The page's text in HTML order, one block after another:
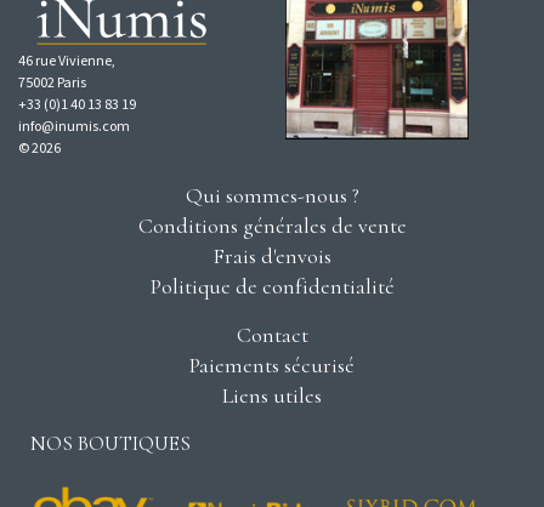
46 rue Vivienne,
75002 Paris
+33 (0)1 40 13 83 19
info@inumis.com
© 2026
Qui sommes-nous ?
Conditions générales de vente
Frais d'envois
Politique de confidentialité
Contact
Paiements sécurisé
Liens utiles
NOS BOUTIQUES